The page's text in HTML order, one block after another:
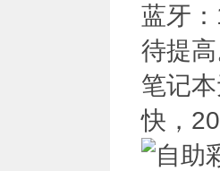
蓝牙
待提
笔记
快，